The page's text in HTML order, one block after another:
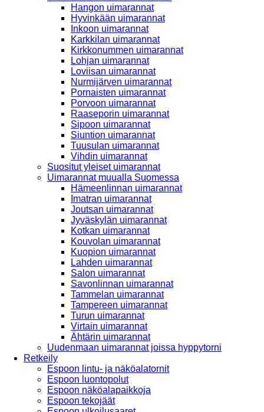
Hangon uimarannat
Hyvinkään uimarannat
Inkoon uimarannat
Karkkilan uimarannat
Kirkkonummen uimarannat
Lohjan uimarannat
Loviisan uimarannat
Nurmijärven uimarannat
Pornaisten uimarannat
Porvoon uimarannat
Raaseporin uimarannat
Sipoon uimarannat
Siuntion uimarannat
Tuusulan uimarannat
Vihdin uimarannat
Suositut yleiset uimarannat
Uimarannat muualla Suomessa
Hämeenlinnan uimarannat
Imatran uimarannat
Joutsan uimarannat
Jyväskylän uimarannat
Kotkan uimarannat
Kouvolan uimarannat
Kuopion uimarannat
Lahden uimarannat
Salon uimarannat
Savonlinnan uimarannat
Tammelan uimarannat
Tampereen uimarannat
Turun uimarannat
Virtain uimarannat
Ähtärin uimarannat
Uudenmaan uimarannat joissa hyppytorni
Retkeily
Espoon lintu- ja näköalatornit
Espoon luontopolut
Espoon näköalapaikkoja
Espoon tekojäät